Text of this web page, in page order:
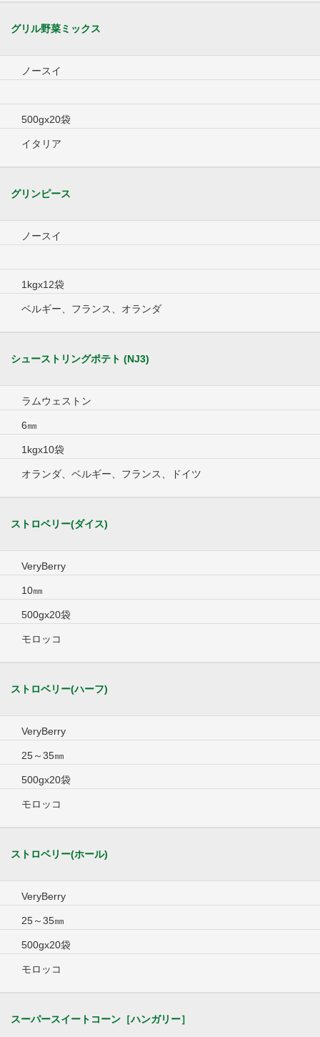
グリル野菜ミックス
ノースイ
500gx20袋
イタリア
グリンピース
ノースイ
1kgx12袋
ベルギー、フランス、オランダ
シューストリングポテト (NJ3)
ラムウェストン
6㎜
1kgx10袋
オランダ、ベルギー、フランス、ドイツ
ストロベリー(ダイス)
VeryBerry
10㎜
500gx20袋
モロッコ
ストロベリー(ハーフ)
VeryBerry
25～35㎜
500gx20袋
モロッコ
ストロベリー(ホール)
VeryBerry
25～35㎜
500gx20袋
モロッコ
スーパースイートコーン［ハンガリー］